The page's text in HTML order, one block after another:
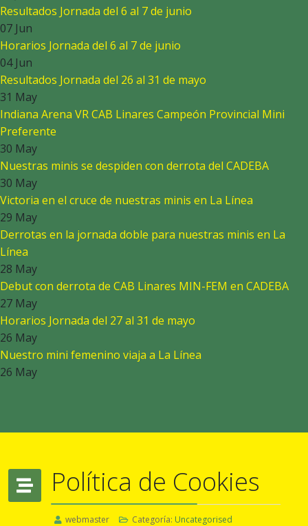
Resultados Jornada del 6 al 7 de junio
07 Jun
Horarios Jornada del 6 al 7 de junio
04 Jun
Resultados Jornada del 26 al 31 de mayo
31 May
Indiana Arena VR CAB Linares Campeón Provincial Mini
Preferente
30 May
Nuestras minis se despiden con derrota del CADEBA
30 May
Victoria en el cruce de nuestras minis en La Línea
29 May
Derrotas en la jornada doble para nuestras minis en La
Línea
28 May
Debut con derrota de CAB Linares MIN-FEM en CADEBA
27 May
Horarios Jornada del 27 al 31 de mayo
26 May
Nuestro mini femenino viaja a La Línea
26 May
Política de Cookies
webmaster Categoría: Uncategorised